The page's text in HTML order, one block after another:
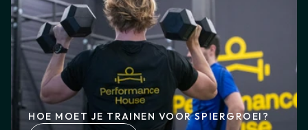
HOE MOET JE TRAINEN VOOR SPIERGROEI?